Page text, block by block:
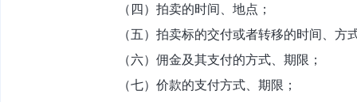
（四）拍卖的时间、地点；
（五）拍卖标的交付或者转移的时间、方
（六）佣金及其支付的方式、期限；
（七）价款的支付方式、期限；